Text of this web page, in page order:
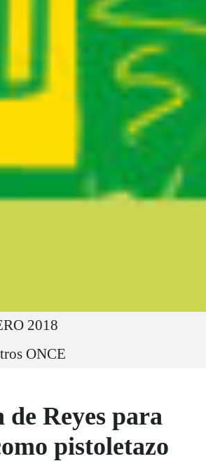
2018
ONCE
de Reyes para
pistoletazo